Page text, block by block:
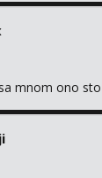
mnom ono